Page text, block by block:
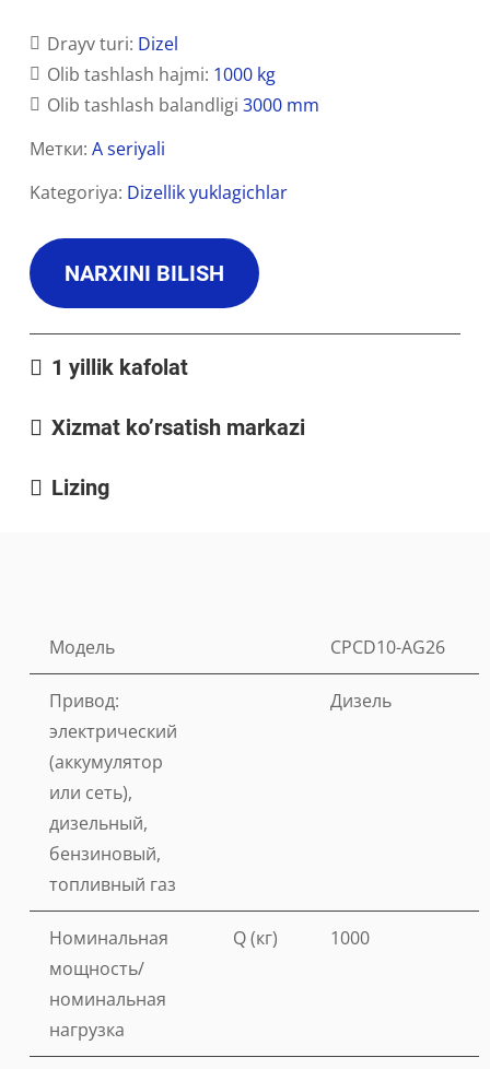
Drayv turi: Dizel
Olib tashlash hajmi: 1000 kg
Olib tashlash balandligi3000 mm
Метки: A seriyali
Kategoriya: Dizellik yuklagichlar
NARXINI BILISH
1 yillik kafolat
Xizmat ko’rsatish markazi
Lizing
Модель CPCD10-AG26
Привод:
электрический
(аккумулятор
или сеть),
дизельный,
бензиновый,
топливный газ
Дизель
Номинальная
мощность/
номинальная
нагрузка
Q (кг) 1000